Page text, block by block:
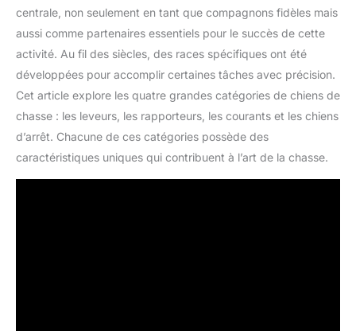
centrale, non seulement en tant que compagnons fidèles mais
aussi comme partenaires essentiels pour le succès de cette
activité. Au fil des siècles, des races spécifiques ont été
développées pour accomplir certaines tâches avec précision.
Cet article explore les quatre grandes catégories de chiens de
chasse : les leveurs, les rapporteurs, les courants et les chiens
d’arrêt. Chacune de ces catégories possède des
caractéristiques uniques qui contribuent à l’art de la chasse.